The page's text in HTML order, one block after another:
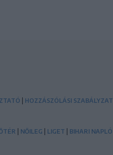
| HOZZÁSZÓLÁSI SZABÁLYZAT
| NŐILEG | LIGET | BIHARI NAPLÓ